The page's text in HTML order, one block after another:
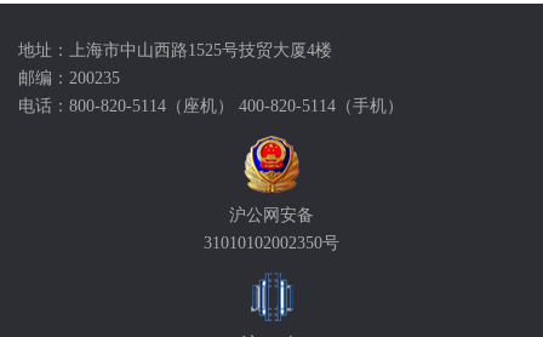
地址：上海市中山西路1525号技贸大厦4楼
邮编：200235
电话：800-820-5114（座机） 400-820-5114（手机）
沪公网安备
31010102002350号